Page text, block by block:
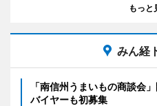
もっと
みん経
「南信州うまいもの商談会
バイヤーも初募集